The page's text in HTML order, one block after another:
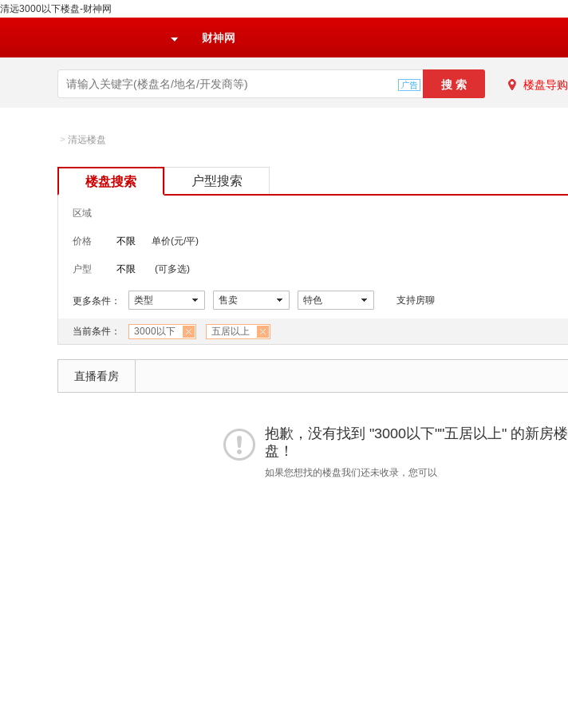
清远3000以下楼盘-财神网
财神网
楼盘导购
> 清远楼盘
楼盘搜索 户型搜索
区域
价格 不限 单价(元/平)
户型 不限 (可多选)
更多条件： 类型 售卖 特色 支持房聊
当前条件： 3000以下 五居以上
直播看房
抱歉，没有找到 "3000以下""五居以上" 的新房楼
盘！
如果您想找的楼盘我们还未收录，您可以